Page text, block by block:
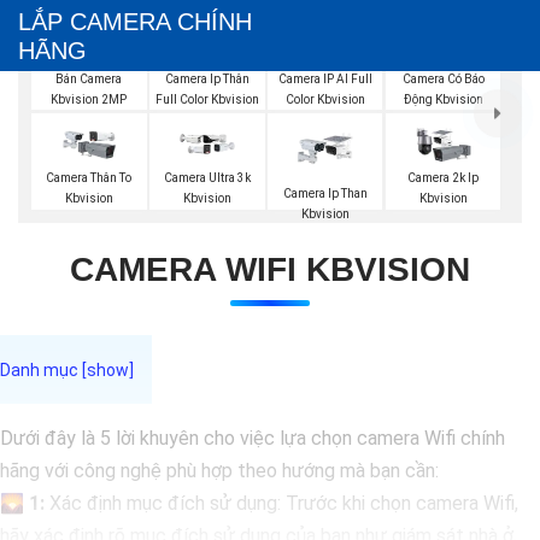
LẮP CAMERA CHÍNH
HÃNG
Bán Camera
Kbvision 2MP
Camera Ip Thân
Full Color Kbvision
Camera IP AI Full
Color Kbvision
Camera Có Báo
Động Kbvision
Camera Thân To
Kbvision
Camera Ultra 3k
Kbvision
Camera Ip Than
Kbvision
Camera 2k Ip
Kbvision
CAMERA WIFI KBVISION
Dưới đây là 5 lời khuyên cho việc lựa chọn camera Wifi chính
hãng với công nghệ phù hợp theo hướng mà bạn cần:
🌄 1: Xác định mục đích sử dụng: Trước khi chọn camera Wifi,